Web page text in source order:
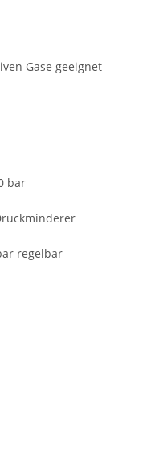
Gase geeignet
bar
regelbar